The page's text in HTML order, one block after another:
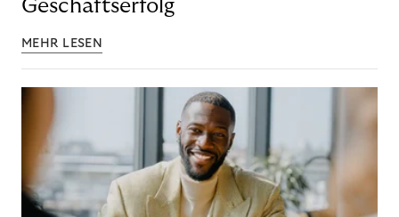
Geschäftserfolg
MEHR LESEN